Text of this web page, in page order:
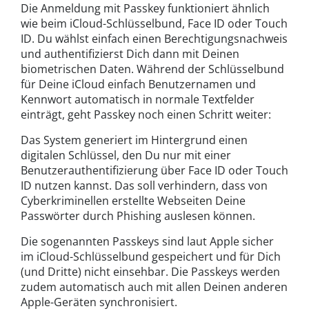
Die Anmeldung mit Passkey funktioniert ähnlich
wie beim iCloud-Schlüsselbund, Face ID oder Touch
ID. Du wählst einfach einen Berechtigungsnachweis
und authentifizierst Dich dann mit Deinen
biometrischen Daten. Während der Schlüsselbund
für Deine iCloud einfach Benutzernamen und
Kennwort automatisch in normale Textfelder
einträgt, geht Passkey noch einen Schritt weiter:
Das System generiert im Hintergrund einen
digitalen Schlüssel, den Du nur mit einer
Benutzerauthentifizierung über Face ID oder Touch
ID nutzen kannst. Das soll verhindern, dass von
Cyberkriminellen erstellte Webseiten Deine
Passwörter durch Phishing auslesen können.
Die sogenannten Passkeys sind laut Apple sicher
im iCloud-Schlüsselbund gespeichert und für Dich
(und Dritte) nicht einsehbar. Die Passkeys werden
zudem automatisch auch mit allen Deinen anderen
Apple-Geräten synchronisiert.